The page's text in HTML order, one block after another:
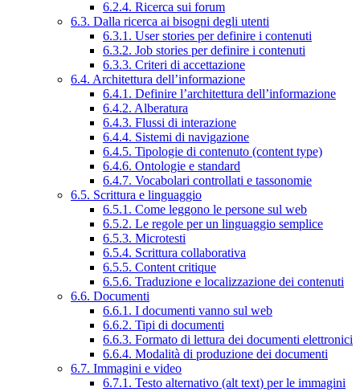
6.2.4. Ricerca sui forum
6.3. Dalla ricerca ai bisogni degli utenti
6.3.1. User stories per definire i contenuti
6.3.2. Job stories per definire i contenuti
6.3.3. Criteri di accettazione
6.4. Architettura dell’informazione
6.4.1. Definire l’architettura dell’informazione
6.4.2. Alberatura
6.4.3. Flussi di interazione
6.4.4. Sistemi di navigazione
6.4.5. Tipologie di contenuto (content type)
6.4.6. Ontologie e standard
6.4.7. Vocabolari controllati e tassonomie
6.5. Scrittura e linguaggio
6.5.1. Come leggono le persone sul web
6.5.2. Le regole per un linguaggio semplice
6.5.3. Microtesti
6.5.4. Scrittura collaborativa
6.5.5. Content critique
6.5.6. Traduzione e localizzazione dei contenuti
6.6. Documenti
6.6.1. I documenti vanno sul web
6.6.2. Tipi di documenti
6.6.3. Formato di lettura dei documenti elettronici
6.6.4. Modalità di produzione dei documenti
6.7. Immagini e video
6.7.1. Testo alternativo (alt text) per le immagini